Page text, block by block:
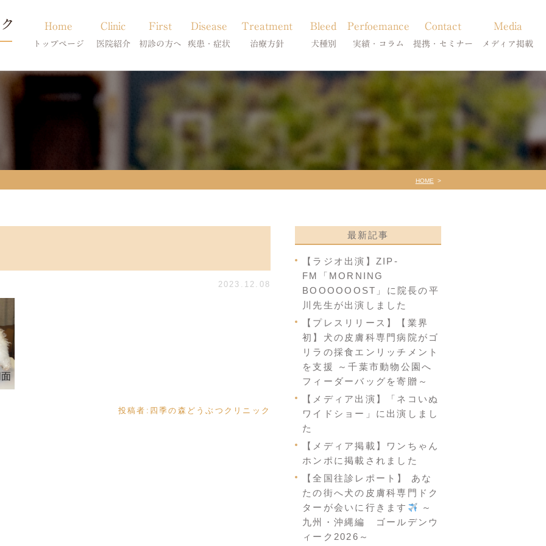
Home
トップページ
Clinic
医院紹介
当院のご紹介
First
初診の方へ
Disease
疾患・症状
アトピー・アレルギー
膿皮症・脂漏症
脱毛症・アロペシアX
Treatment
治療方針
皮膚科特別診療
スキンケア療法
Bleed
犬種別
柴犬の皮膚病
シーズーの皮膚病
フレンチブルドッグの皮膚病
Perfoemance
実績・コラム
犬種別
症状別
Contact
提携・セミナー
診療提携・セミナー開催
Media
メディア掲載
メディア掲載
HOME
2023.12.08
投稿者: 四季の森どうぶつクリニック
最新記事
【ラジオ出演】ZIP-
FM「MORNING
BOOOOOOST」に院長の平
川先生が出演しました
【プレスリリース】【業界
初】犬の皮膚科専門病院がゴ
リラの採食エンリッチメント
を支援 ～千葉市動物公園へ
フィーダーバッグを寄贈～
【メディア出演】「ネコいぬ
ワイドショー」に出演しまし
た
【メディア掲載】ワンちゃん
ホンポに掲載されました
【全国往診レポート】 あな
たの街へ犬の皮膚科専門ドク
ターが会いに行きます
～
九州・沖縄編 ゴールデンウ
ィーク2026～